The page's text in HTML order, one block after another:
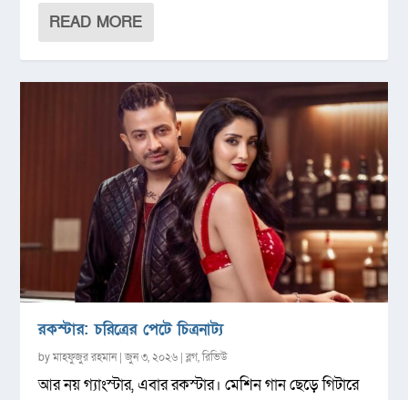
READ MORE
রকস্টার: চরিত্রের পেটে চিত্রনাট্য
byমাহফুজুর রহমান|জুন ৩, ২০২৬ |ব্লগ,রিভিউ
আর নয় গ্যাংস্টার, এবার রকস্টার। মেশিন গান ছেড়ে গিটারে